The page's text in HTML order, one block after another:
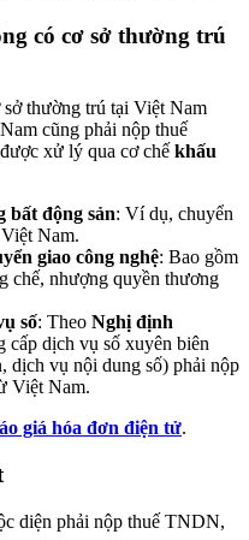
có cơ sở thường trú
thường trú tại Việt Nam
cũng phải nộp thuế
xử lý qua cơ chế khấu
bất động sản: Ví dụ, chuyển
Nam.
giao công nghệ: Bao gồm
chế, nhượng quyền thương
số: Theo Nghị định
cấp dịch vụ số xuyên biên
dịch vụ nội dung số) phải nộp
Việt Nam.
giá hóa đơn điện tử.
diện phải nộp thuế TNDN,